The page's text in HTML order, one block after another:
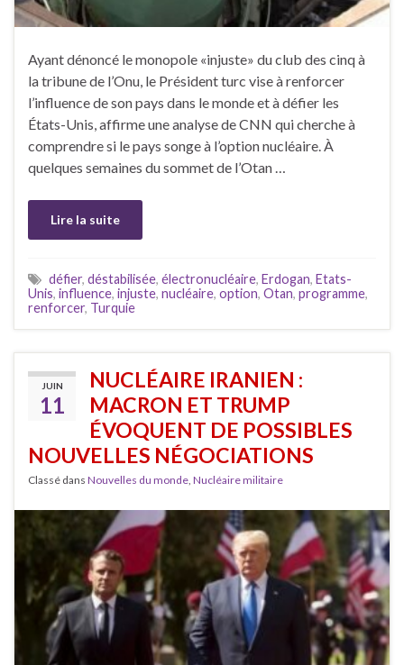
Ayant dénoncé le monopole «injuste» du club des cinq à
la tribune de l’Onu, le Président turc vise à renforcer
l’influence de son pays dans le monde et à défier les
États-Unis, affirme une analyse de CNN qui cherche à
comprendre si le pays songe à l’option nucléaire. À
quelques semaines du sommet de l’Otan …
Lire la suite
défier, déstabilisée, électronucléaire, Erdogan, Etats-
Unis, influence, injuste, nucléaire, option, Otan, programme,
renforcer, Turquie
JUIN
11
NUCLÉAIRE IRANIEN :
MACRON ET TRUMP
ÉVOQUENT DE POSSIBLES
NOUVELLES NÉGOCIATIONS
Classé dans Nouvelles du monde, Nucléaire militaire